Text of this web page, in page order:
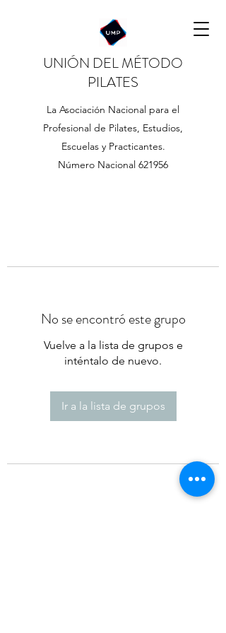
UNIÓN DEL MÉTODO
PILATES
La Asociación Nacional para el
Profesional de Pilates, Estudios,
Escuelas y Practicantes.
Número Nacional 621956
No se encontró este grupo
Vuelve a la lista de grupos e
inténtalo de nuevo.
Ir a la lista de grupos